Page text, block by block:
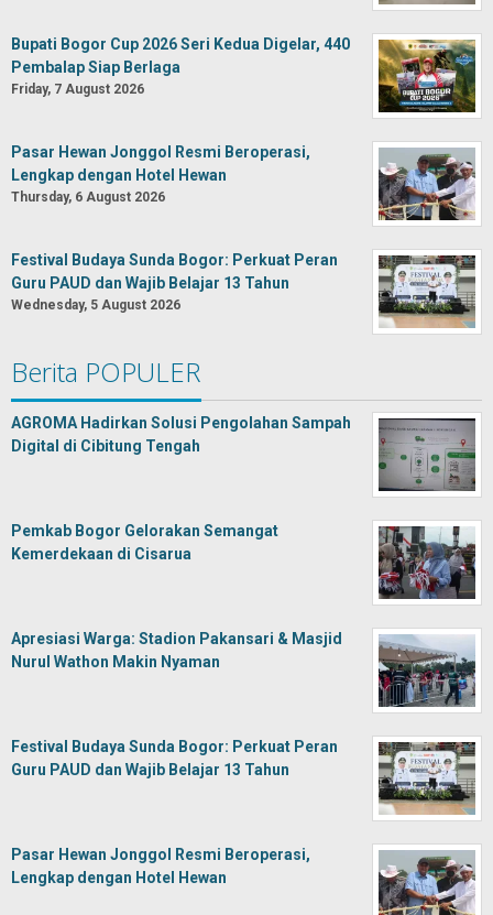
Bupati Bogor Cup 2026 Seri Kedua Digelar, 440
Pembalap Siap Berlaga
Friday, 7 August 2026
Pasar Hewan Jonggol Resmi Beroperasi,
Lengkap dengan Hotel Hewan
Thursday, 6 August 2026
Festival Budaya Sunda Bogor: Perkuat Peran
Guru PAUD dan Wajib Belajar 13 Tahun
Wednesday, 5 August 2026
Berita POPULER
AGROMA Hadirkan Solusi Pengolahan Sampah
Digital di Cibitung Tengah
Pemkab Bogor Gelorakan Semangat
Kemerdekaan di Cisarua
Apresiasi Warga: Stadion Pakansari & Masjid
Nurul Wathon Makin Nyaman
Festival Budaya Sunda Bogor: Perkuat Peran
Guru PAUD dan Wajib Belajar 13 Tahun
Pasar Hewan Jonggol Resmi Beroperasi,
Lengkap dengan Hotel Hewan